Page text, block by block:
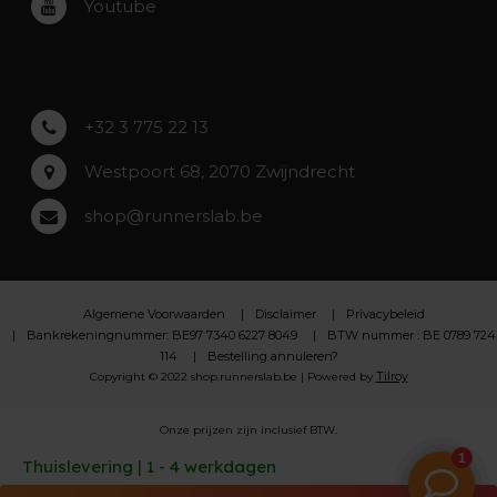
Thuislevering | 1 - 4 werkdagen
Asse
Youtube
+32 3 775 22 13
Westpoort 68, 2070 Zwijndrecht
shop@runnerslab.be
Algemene Voorwaarden Disclaimer
Privacybeleid
Bankrekeningnummer: BE97 7340 6227 8049
BTW nummer : BE 0789 724
114
Bestelling annuleren?
Copyright © 2022 shop.runnerslab.be | Powered by Tilroy
Onze prijzen zijn inclusief BTW.